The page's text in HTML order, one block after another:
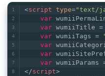
<script type="text/
var
var wumiiTitle =
var wumiiTags =
var
var
var wumiiParams
</script>